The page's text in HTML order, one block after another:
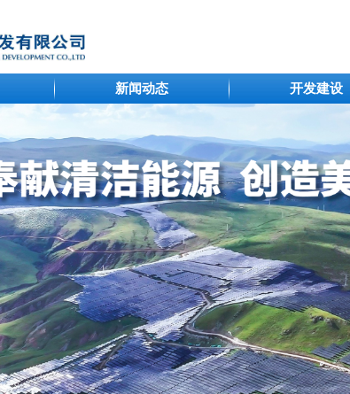
新闻动态 开发建设